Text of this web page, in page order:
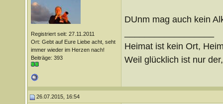
Registriert seit: 27.11.2011
Ort: Gebt auf Eure Liebe acht, seht
immer wieder im Herzen nach!
Beiträge: 393
DUnm mag auch kein
Heimat ist kein Ort,
Weil glücklich ist nur
26.07.2015, 16:54